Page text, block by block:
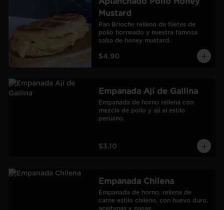
Mustard
Pan Brioche relleno de filetes de
pollo horneado y nuestra famosa
salsa de honey mustard.
$4.90
Empanada Ají de Gallina
Empanada de horno rellena con
mezcla de pollo y ají al estilo
peruano.
$3.10
Empanada Chilena
Empanada de horno, rellena de
carne estilo chileno, con huevo duro,
aceitunas y pasas.